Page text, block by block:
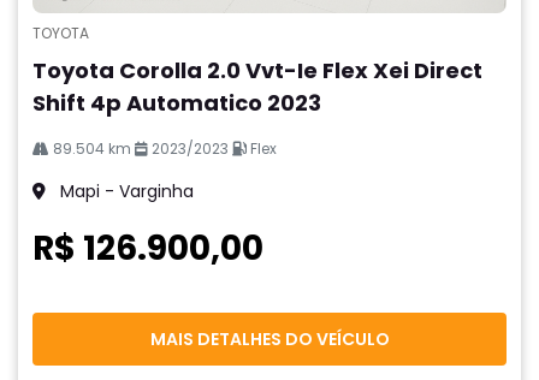
TOYOTA
Toyota Corolla 2.0 Vvt-Ie Flex Xei Direct
Shift 4p Automatico 2023
89.504 km 2023/2023 Flex
Mapi - Varginha
R$ 126.900,00
MAIS DETALHES DO VEÍCULO